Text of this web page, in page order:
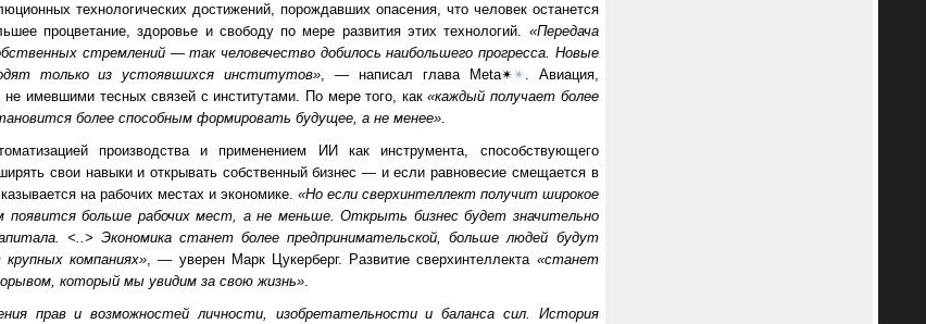
технологических достижений, порождавших опасения, что человек останется
процветание, здоровье и свободу по мере развития этих технологий. «Передача
стремлений — так человечество добилось наибольшего прогресса. Новые
только из устоявшихся институтов», — написал глава Meta✴✴ . Авиация,
имевшими тесных связей с институтами. По мере того, как«каждый получает более
более способным формировать будущее, а не менее».
производства и применением ИИ как инструмента, способствующего
свои навыки и открывать собственный бизнес — и если равновесие смещается в
на рабочих местах и экономике. «Но если сверхинтеллект получит широкое
больше рабочих мест, а не меньше. Открыть бизнес будет значительно
<..> Экономика станет более предпринимательской, больше людей будут
компаниях», — уверен Марк Цукерберг. Развитие сверхинтеллекта «станет
который мы увидим за свою жизнь».
прав и возможностей личности, изобретательности и баланса сил. История